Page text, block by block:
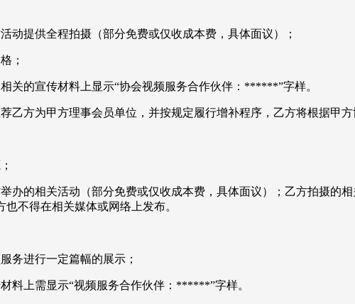
动提供全程拍摄（部分免费或仅收成本费，具体面议）；
；
关的宣传材料上显示“协会视频服务合作伙伴：******”字样。
乙方为甲方理事会员单位，并按规定履行增补程序，乙方将根据甲
办的相关活动（部分免费或仅收成本费，具体面议）；乙方拍摄的
不得在相关媒体或网络上发布。
务进行一定篇幅的展示；
料上需显示“视频服务合作伙伴：******”字样。